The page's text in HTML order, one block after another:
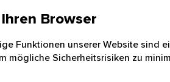
Browser
Funktionen unserer Website sind
mögliche Sicherheitsrisiken zu